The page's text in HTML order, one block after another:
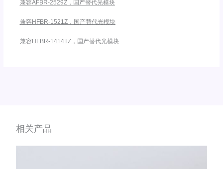
兼容AFBR-2529Z，国产替代光模块
兼容HFBR-1521Z，国产替代光模块
兼容HFBR-1414TZ，国产替代光模块
相关产品